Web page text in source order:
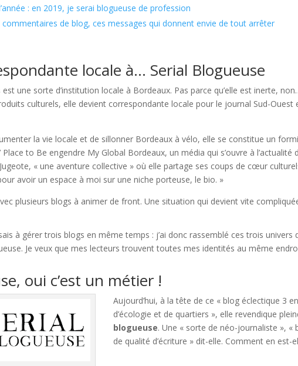
: en 2019, je serai blogueuse de profession
commentaires de blog, ces messages qui donnent envie de tout arrêter
locale à… Serial Blogueuse
est une sorte d’institution locale à Bordeaux. Pas parce qu’elle est inerte,
culturels, elle devient correspondante locale pour le journal Sud-
la vie locale et de sillonner Bordeaux à vélo, elle se constitue un
Place to Be engendre My Global Bordeaux, un média qui s’ouvre à l’actualité
« une aventure collective » où elle partage ses coups de cœur
avoir un espace à moi sur une niche porteuse, le bio. »
plusieurs blogs à animer de front. Une situation qui devient vite
à gérer trois blogs en même temps : j’ai donc rassemblé ces trois
Je veux que mes lecteurs trouvent toutes mes identités au même
oui c’est un métier !
Aujourd’hui, à la tête de ce « blog éclectique 3
d’écologie et de quartiers », elle revendique
blogueuse. Une « sorte de néo-journaliste », «
de qualité d’écriture » dit-elle. Comment en est-